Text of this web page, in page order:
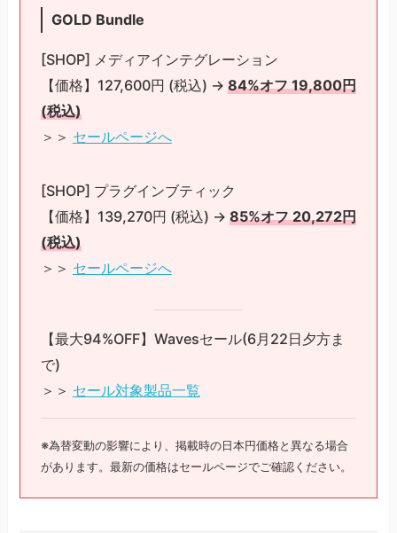
GOLD Bundle
[SHOP] メディアインテグレーション
【価格】127,600円 (税込) → 84%オフ 19,800円
(税込)
＞＞ セールページへ
[SHOP] プラグインブティック
【価格】139,270円 (税込) → 85%オフ 20,272円
(税込)
＞＞ セールページへ
【最大94%OFF】Wavesセール(6月22日夕方ま
で)
＞＞ セール対象製品一覧
※為替変動の影響により、掲載時の日本円価格と異なる場合
があります。最新の価格はセールページでご確認ください。